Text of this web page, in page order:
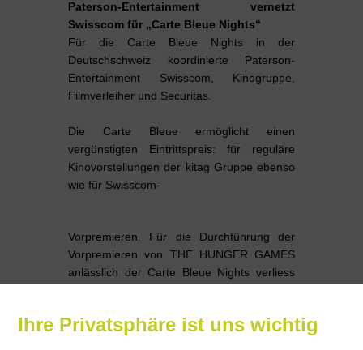
Paterson-Entertainment vernetzt
Swisscom für „Carte Bleue Nights“
Für die Carte Bleue Nights in der
Deutschschweiz koordinierte Paterson-
Entertainment Swisscom, Kinogruppe,
Filmverleiher und Securitas.
Die Carte Bleue ermöglicht einen
vergünstigten Eintrittspreis: für reguläre
Kinovorstellungen der kitag Gruppe ebenso
wie für Swisscom-
Vorpremieren. Für die Durchführung der
Vorpremieren von THE HUNGER GAMES
anlässlich der Carte Bleue Nights verliess
Deutschschweizer Städten die Koordination
Ihre Privatsphäre ist uns wichtig